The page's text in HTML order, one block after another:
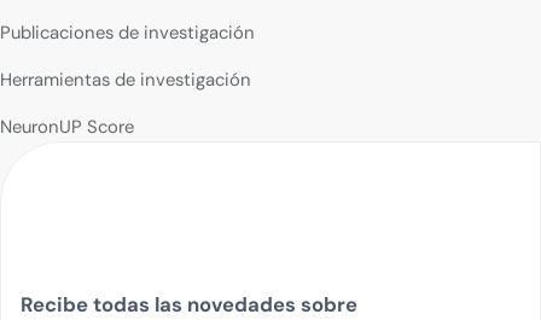
Publicaciones de investigación
Herramientas de investigación
NeuronUP Score
Recibe todas las novedades sobre